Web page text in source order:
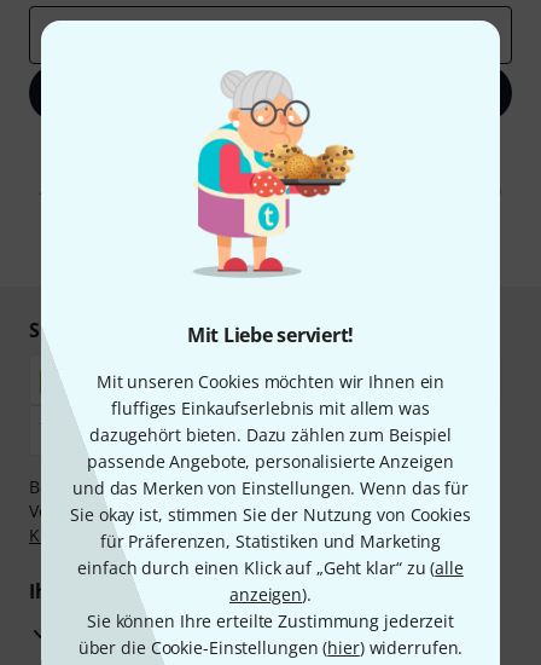
Mit Liebe serviert!
Mit unseren Cookies möchten wir Ihnen ein
fluffiges Einkaufserlebnis mit allem was
dazugehört bieten. Dazu zählen zum Beispiel
passende Angebote, personalisierte Anzeigen
und das Merken von Einstellungen. Wenn das für
Sie okay ist, stimmen Sie der Nutzung von Cookies
für Präferenzen, Statistiken und Marketing
einfach durch einen Klick auf „Geht klar“ zu (alle
anzeigen).
Sie können Ihre erteilte Zustimmung jederzeit
über die Cookie-Einstellungen (hier) widerrufen.
Jetzt anmelden
Mit Klick auf „Jetzt anmelden“ stimmen Sie dem Erhalt von E-Mail-
Werbung und einer Messung des E-Mail-Nutzungsverhaltens zu. Die
Abmeldung ist jederzeit möglich. Weitere Informationen finden Sie in
Datenschutzhinweisen
* Pflichtfeld
Sicher einkaufen & bezahlen
Bezahlen Sie vertraulich und sicher per Nachnahme,
Vorkasse, PayPal, Amazon Pay,Klarna Sofort bezahlen,
Klarna Ratenzahlungoder Kreditkarte.
Ihre Vorteile
3 Jahre Thomann Garantie